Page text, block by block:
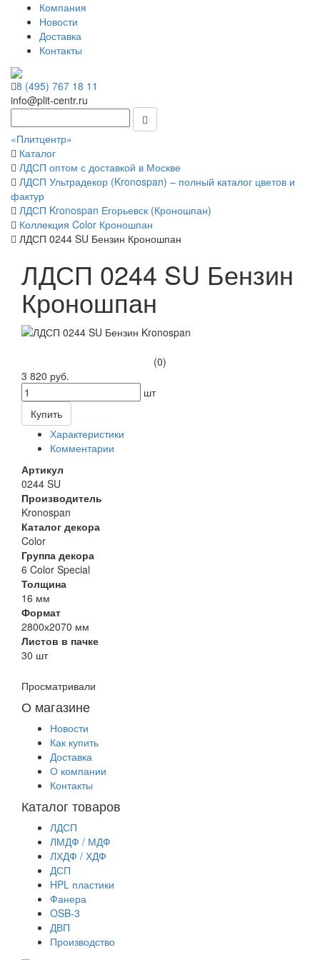
Компания
Новости
Доставка
Контакты
8 (495) 767 18 11
info@plit-centr.ru
«Плитцентр»
Каталог
ЛДСП оптом с доставкой в Москве
ЛДСП Ультрадекор (Kronospan) – полный каталог цветов и
фактур
ЛДСП Kronospan Егорьевск (Кроношпан)
Коллекция Color Кроношпан
ЛДСП 0244 SU Бензин Кроношпан
ЛДСП 0244 SU Бензин
Кроношпан
(0)
3 820 руб.
шт
Купить
Характеристики
Комментарии
Артикул
0244 SU
Производитель
Kronospan
Каталог декора
Color
Группа декора
6 Color Special
Толщина
16 мм
Формат
2800х2070 мм
Листов в пачке
30 шт
Просматривали
О магазине
Новости
Как купить
Доставка
О компании
Контакты
Каталог товаров
ЛДСП
ЛМДФ / МДФ
ЛХДФ / ХДФ
ДСП
HPL пластики
Фанера
OSB-3
ДВП
Производство